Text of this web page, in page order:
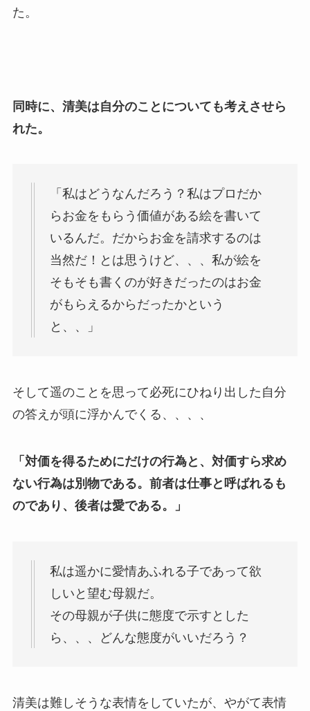
た。
同時に、清美は自分のことについても考えさせら
れた。
「私はどうなんだろう？私はプロだか
らお金をもらう価値がある絵を書いて
いるんだ。だからお金を請求するのは
当然だ！とは思うけど、、、私が絵を
そもそも書くのが好きだったのはお金
がもらえるからだったかという
と、、」
そして遥のことを思って必死にひねり出した自分
の答えが頭に浮かんでくる、、、、
「対価を得るためにだけの行為と、対価すら求め
ない行為は別物である。前者は仕事と呼ばれるも
のであり、後者は愛である。」
私は遥かに愛情あふれる子であって欲
しいと望む母親だ。
その母親が子供に態度で示すとした
ら、、、どんな態度がいいだろう？
清美は難しそうな表情をしていたが、やがて表情